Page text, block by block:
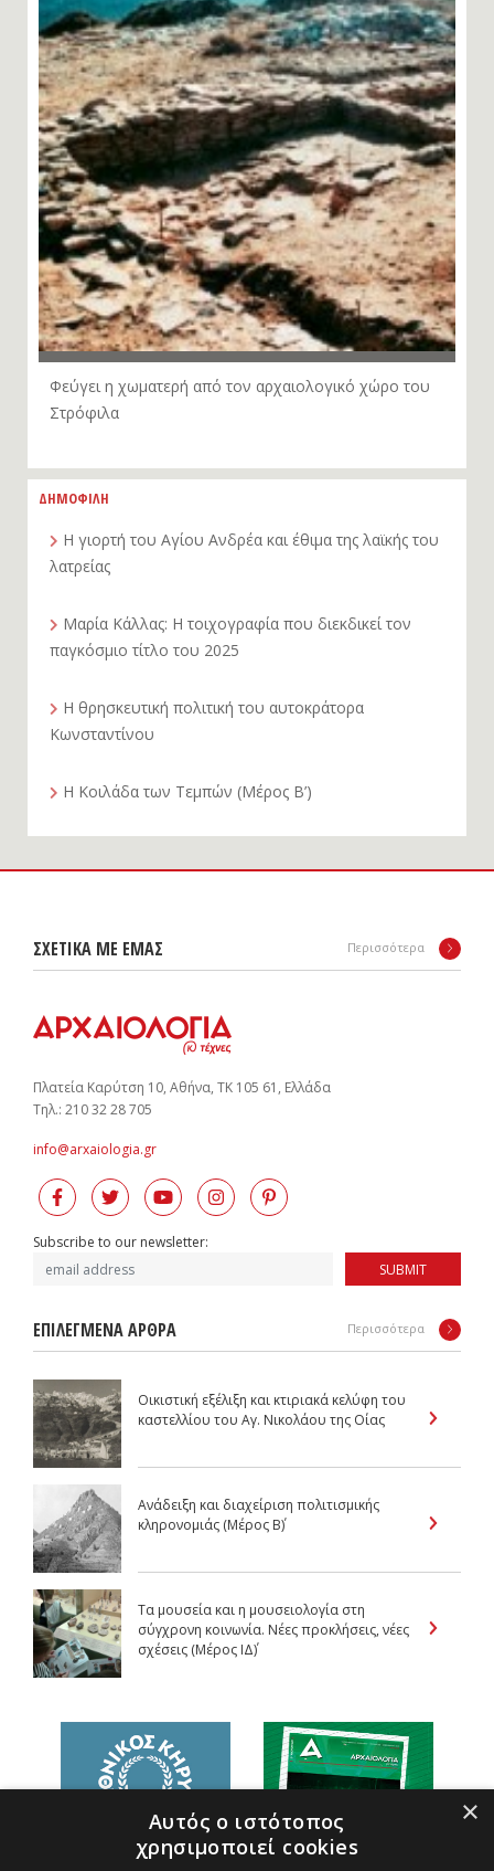
Φεύγει η χωματερή από τον αρχαιολογικό χώρο του
Στρόφιλα
ΔΗΜΟΦΙΛΗ
Η γιορτή του Αγίου Ανδρέα και έθιμα της λαϊκής του
λατρείας
Μαρία Κάλλας: Η τοιχογραφία που διεκδικεί τον
παγκόσμιο τίτλο του 2025
Η θρησκευτική πολιτική του αυτοκράτορα
Κωνσταντίνου
Η Κοιλάδα των Τεμπών (Μέρος Β’)
ΣΧΕΤΙΚΑ ΜΕ ΕΜΑΣ Περισσότερα
Πλατεία Καρύτση 10, Αθήνα, ΤΚ 105 61, Ελλάδα
Tηλ.: 210 32 28 705
info@arxaiologia.gr
Subscribe to our newsletter:
SUBMIT
ΕΠΙΛΕΓΜΕΝΑ ΑΡΘΡΑ Περισσότερα
Οικιστική εξέλιξη και κτιριακά κελύφη του
καστελλίου του Αγ. Νικολάου της Οίας
Ανάδειξη και διαχείριση πολιτισμικής
κληρονομιάς (Μέρος Β΄)
Τα μουσεία και η μουσειολογία στη
σύγχρονη κοινωνία. Νέες προκλήσεις, νέες
σχέσεις (Μέρος IΔ΄)
×
Αυτός ο ιστότοπος
χρησιμοποιεί cookies